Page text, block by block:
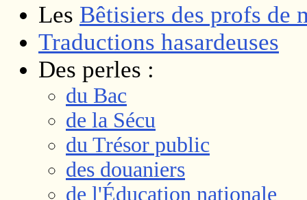
Les Bêtisiers des profs de
Traductions hasardeuses
Des perles :
du Bac
de la Sécu
du Trésor public
des douaniers
de l'Éducation nationale